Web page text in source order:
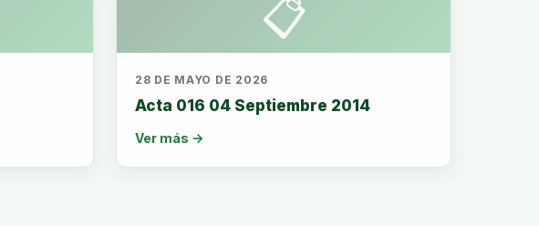
📋
28 DE MAYO DE 2026
Acta 016 04 Septiembre 2014
Ver más →